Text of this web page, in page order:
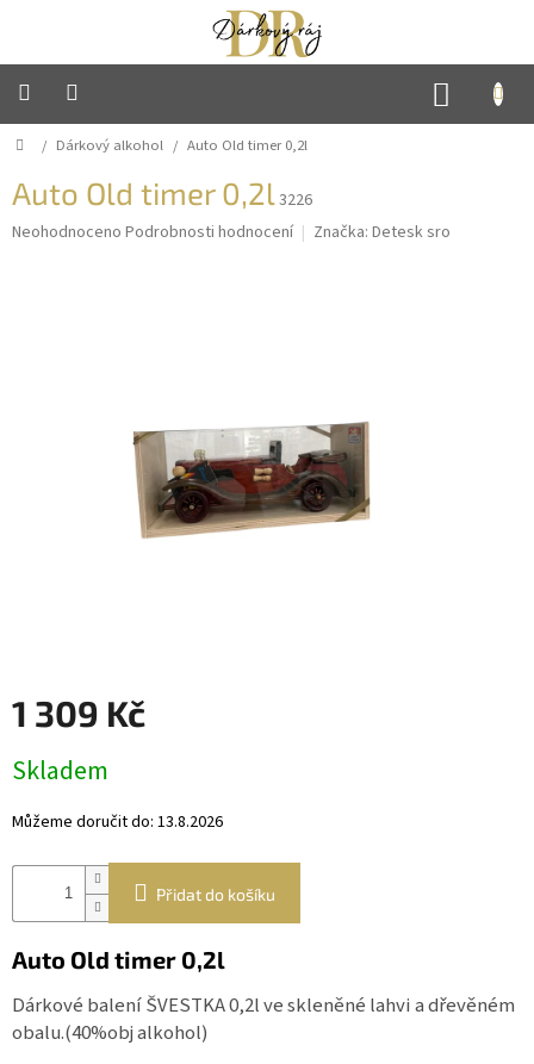
Hlavní
Mýdlové
květiny
Dárkový
alkohol
Přihlášení
Domů
/ Dárkový alkohol / Auto Old timer 0,2l
Auto Old timer 0,2l3226
Průměrné
Neohodnoceno Podrobnosti hodnocení Značka: Detesk sro
1 309 Kč
cena:
Skladem
Můžeme doručit do: 13.8.2026
Přidat do košíku
Auto Old timer 0,2l
Dárkové balení ŠVESTKA 0,2l ve skleněné lahvi a dřevěném
obalu.(40%obj alkohol)